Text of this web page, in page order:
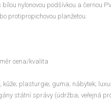
bílou nylonovou podšívkou a černou
protipropichovou planžetou.
cena/kvalita
kůže; plasturgie; guma; nábytek;
státní správy (údržba; veřejná